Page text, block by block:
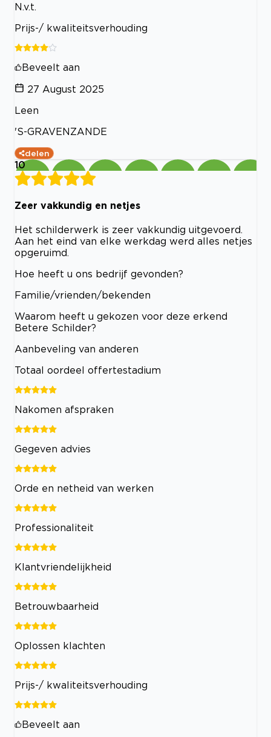
N.v.t.
Prijs-/ kwaliteitsverhouding
Beveelt aan
27 August 2025
Leen
'S-GRAVENZANDE
delen
10
Zeer vakkundig en netjes
Het schilderwerk is zeer vakkundig uitgevoerd.
Aan het eind van elke werkdag werd alles netjes
opgeruimd.
Hoe heeft u ons bedrijf gevonden?
Familie/vrienden/bekenden
Waarom heeft u gekozen voor deze erkend
Betere Schilder?
Aanbeveling van anderen
Totaal oordeel offertestadium
Nakomen afspraken
Gegeven advies
Orde en netheid van werken
Professionaliteit
Klantvriendelijkheid
Betrouwbaarheid
Oplossen klachten
Prijs-/ kwaliteitsverhouding
Beveelt aan